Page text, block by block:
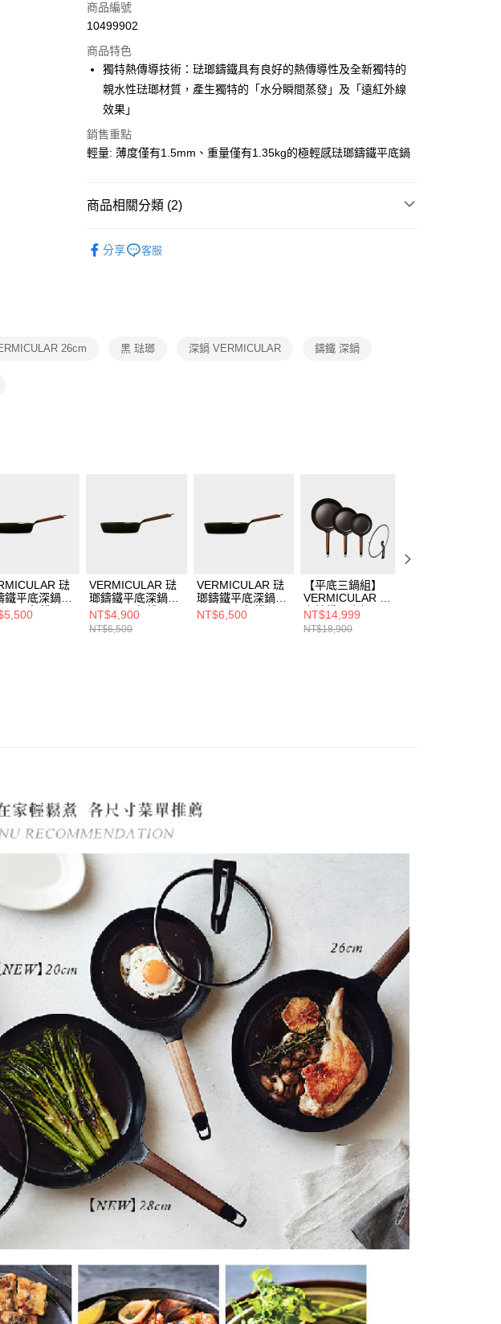
合作金庫商業銀行
華南商業銀行
上海商業儲蓄銀行
國泰世華商業銀行
兆豐國際商業銀行
臺灣中小企業銀行
台中商業銀行
聯邦商業銀行
元大商業銀行
玉山商業銀行
星展（台灣）商業銀行
6 期 0 利率 每期
華南商業銀行
上海商業儲蓄銀行
台北富邦商業銀行
國泰世華商業銀行
兆豐國際商業銀行
臺灣中小企業銀行
聯邦商業銀行
元大商業銀行
永豐商業銀行
台灣樂天信用卡公司
即享券
LINE Pay
Apple Pay
街口支付
Google Pay
運送方式
商品編號
10499902
商品特色
獨特熱傳導技術：琺瑯鑄鐵具有良好的熱傳導性及全新獨特的
親水性琺瑯材質，產生獨特的「水分瞬間蒸發」及「遠紅外線
效果」
銷售重點
輕量: 薄度僅有1.5mm、重量僅有1.35kg的極輕感琺瑯鑄鐵平底鍋
商品相關分類 (2)
分享 客服
26cm 黑 琺瑯 深鍋 VERMICULAR 鑄鐵 深鍋
琺
鐵平底深鍋
(黑胡桃)
VERMICULAR 琺
瑯鑄鐵平底深鍋
24cm (黑胡桃)
NT$4,900
NT$6,500
VERMICULAR 琺
瑯鑄鐵平底深鍋
28cm (黑胡桃)
NT$6,500
【平底三鍋組】
VERMICULAR 琺
瑯鑄鐵平底鍋
28cm(含
蓋)+24cm(單
NT$14,999
NT$18,900